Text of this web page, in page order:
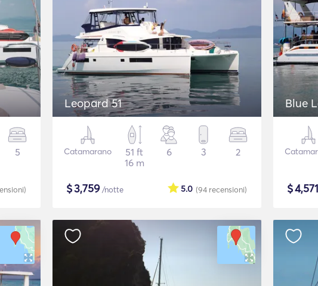
5
)
Leopard 51
Catamarano
51 ft
16 m
6 3 2
$3,759/notte (94 recensioni)
5.0
Blue
$4,571